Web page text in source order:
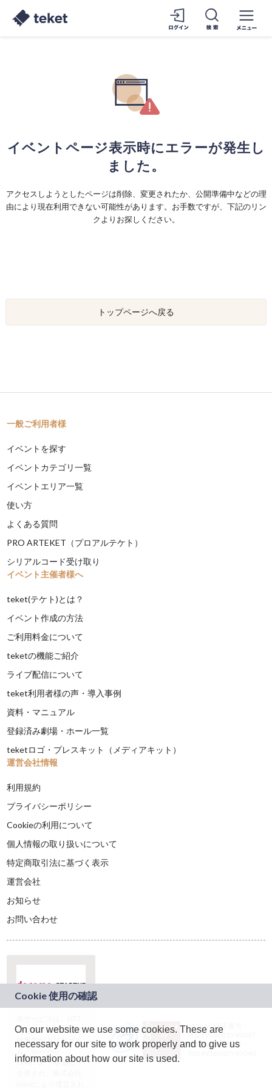
イベントページ表示時にエラーが発生し
ました。
アクセスしようとしたページは削除、変更されたか、公開準備中などの理
由により現在利用できない可能性があります。お手数ですが、下記のリン
クよりお探しください。
トップページへ戻る
一般ご利用者様
イベントを探す
イベントカテゴリ一覧
イベントエリア一覧
使い方
よくある質問
PRO ARTEKET（プロアルテケト）
シリアルコード受け取り
イベント主催者様へ
teket(テケト)とは？
イベント作成の方法
ご利用料金について
teketの機能ご紹介
ライブ配信について
teket利用者様の声・導入事例
資料・マニュアル
登録済み劇場・ホール一覧
teketロゴ・プレスキット（メディアキット）
運営会社情報
利用規約
プライバシーポリシー
Cookieの利用について
個人情報の取り扱いについて
特定商取引法に基づく表示
運営会社
お知らせ
お問い合わせ
ドコモグループの新
規事業創出プログラ
ム「docomo
STARTUP」を通じて
JASRAC許諾番号：
9024936001Y45037
JASRAC許諾番号：
On our website we use some cookies. These are
necessary for our site to work properly and to give us
information about how our site is used.